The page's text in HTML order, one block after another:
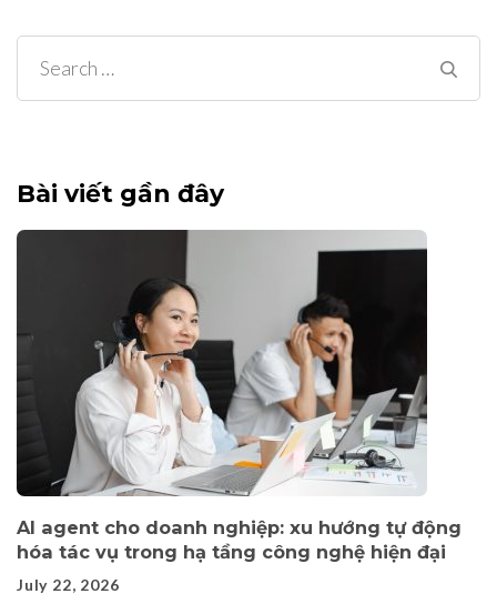
Search
for:
Bài viết gần đây
AI agent cho doanh nghiệp: xu hướng tự động
hóa tác vụ trong hạ tầng công nghệ hiện đại
July 22, 2026